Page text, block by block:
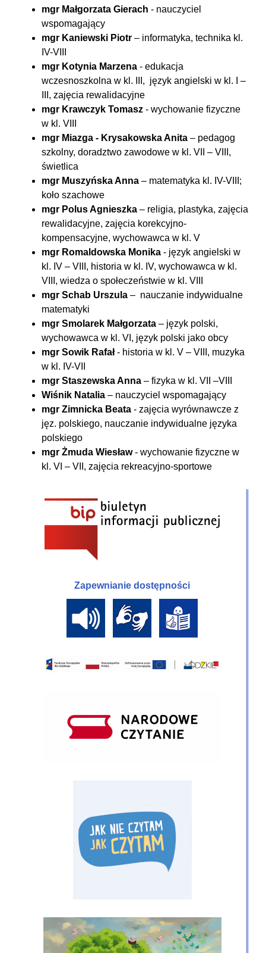
mgr Małgorzata Gierach - nauczyciel
wspomagający
mgr Kaniewski Piotr – informatyka, technika kl.
IV-VIII
mgr Kotynia Marzena - edukacja
wczesnoszkolna w kl. III, język angielski w kl. I –
III, zajęcia rewalidacyjne
mgr Krawczyk Tomasz - wychowanie fizyczne
w kl. VIII
mgr Miazga - Krysakowska Anita – pedagog
szkolny, doradztwo zawodowe w kl. VII – VIII,
świetlica
mgr Muszyńska Anna – matematyka kl. IV-VIII;
koło szachowe
mgr Polus Agnieszka – religia, plastyka, zajęcia
rewalidacyjne, zajęcia korekcyjno-
kompensacyjne, wychowawca w kl. V
mgr Romaldowska Monika - język angielski w
kl. IV – VIII, historia w kl. IV, wychowawca w kl.
VIII, wiedza o społeczeństwie w kl. VIII
mgr Schab Urszula – nauczanie indywidualne
matematyki
mgr Smolarek Małgorzata – język polski,
wychowawca w kl. VI, język polski jako obcy
mgr Sowik Rafał- historia w kl. V – VIII, muzyka
w kl. IV-VII
mgr Staszewska Anna – fizyka w kl. VII –VIII
Wiśnik Natalia – nauczyciel wspomagający
mgr Zimnicka Beata - zajęcia wyrównawcze z
jęz. polskiego, nauczanie indywidualne języka
polskiego
mgr Żmuda Wiesław- wychowanie fizyczne w
kl. VI – VII, zajęcia rekreacyjno-sportowe
Zapewnianie dostępności